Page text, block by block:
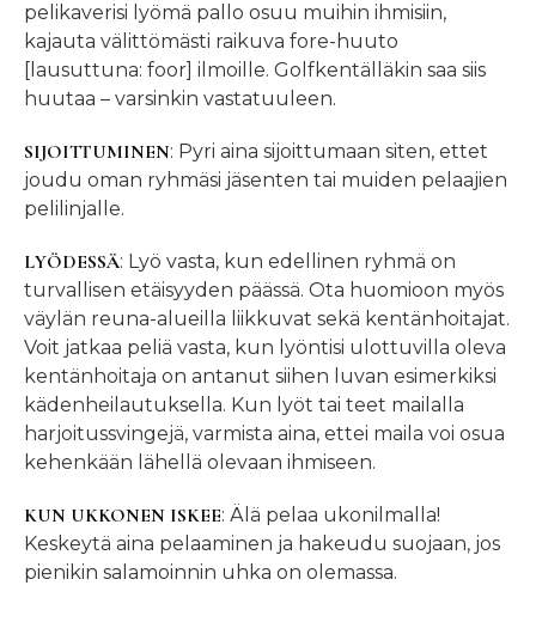
pelikaverisi lyömä pallo osuu muihin ihmisiin,
kajauta välittömästi raikuva fore-huuto
[lausuttuna: foor] ilmoille. Golfkentälläkin saa siis
huutaa – varsinkin vastatuuleen.
SIJOITTUMINEN: Pyri aina sijoittumaan siten, ettet
joudu oman ryhmäsi jäsenten tai muiden pelaajien
pelilinjalle.
LYÖDESSÄ: Lyö vasta, kun edellinen ryhmä on
turvallisen etäisyyden päässä. Ota huomioon myös
väylän reuna-alueilla liikkuvat sekä kentänhoitajat.
Voit jatkaa peliä vasta, kun lyöntisi ulottuvilla oleva
kentänhoitaja on antanut siihen luvan esimerkiksi
kädenheilautuksella. Kun lyöt tai teet mailalla
harjoitussvingejä, varmista aina, ettei maila voi osua
kehenkään lähellä olevaan ihmiseen.
KUN UKKONEN ISKEE: Älä pelaa ukonilmalla!
Keskeytä aina pelaaminen ja hakeudu suojaan, jos
pienikin salamoinnin uhka on olemassa.